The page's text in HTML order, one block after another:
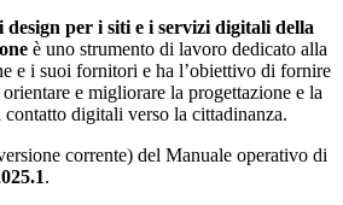
per i siti e i servizi digitali della
è uno strumento di lavoro dedicato alla
e i suoi fornitori e ha l’obiettivo di fornire
e migliorare la progettazione e la
digitali verso la cittadinanza.
corrente) del Manuale operativo di
.